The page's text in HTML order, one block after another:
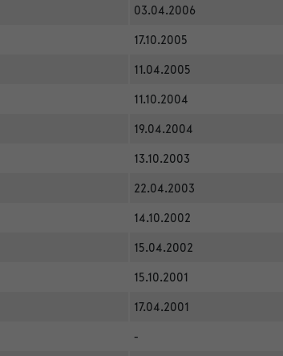
03.04.2006
17.10.2005
11.04.2005
11.10.2004
19.04.2004
13.10.2003
22.04.2003
14.10.2002
15.04.2002
15.10.2001
17.04.2001
-